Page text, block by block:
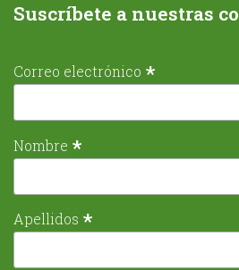
Suscríbete a nuestras
Correo electrónico *
Nombre *
Apellidos *